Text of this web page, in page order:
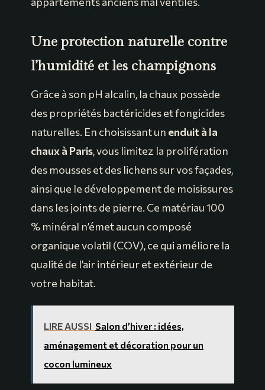
Une protection naturelle contre
l’humidité et les champignons
Grâce à son pH alcalin, la chaux possède
des propriétés bactéricides et fongicides
naturelles. En choisissant un enduit à la
chaux à Paris, vous limitez la prolifération
des mousses et des lichens sur vos façades,
ainsi que le développement de moisissures
dans les joints de pierre. Ce matériau 100
% minéral n’émet aucun composé
organique volatil (COV), ce qui améliore la
qualité de l’air intérieur et extérieur de
votre habitat.
LIRE AUSSI Salon d’hiver : idées,
aménagement et décoration pour un
cocon lumineux